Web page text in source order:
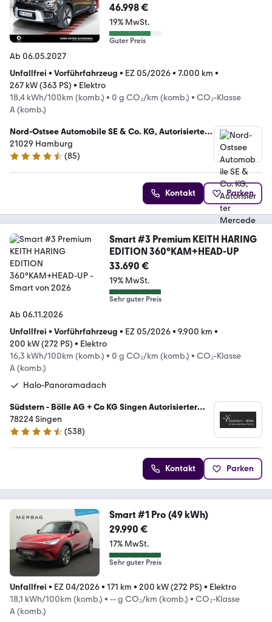
46.998 €
19% MwSt.
Guter Preis
Ab 06.05.2027
Unfallfrei • Vorführfahrzeug • EZ 05/2026• 7.000 km •
267 kW (363 PS) • Elektro
18,4 kWh/100km (komb.) • 0 g CO₂/km (komb.) • CO₂-Klasse
A (komb.)
Nord-Ostsee Automobile SE & Co. KG, Autorisierter
Mercedes-Benz Verkauf und Service Hamburg
21029 Hamburg
4.7 Sterne
(85)
Kontakt Parken
Smart #3 Premium KEITH HARING
EDITION 360°KAM+HEAD-UP
33.690 €
19% MwSt.
Sehr guter Preis
Ab 06.11.2026
Unfallfrei • Vorführfahrzeug • EZ 05/2026• 9.900 km •
200 kW (272 PS) • Elektro
16,3 kWh/100km (komb.) • 0 g CO₂/km (komb.) • CO₂-Klasse
A (komb.)
Halo-Panoramadach
Südstern - Bölle AG + Co KG Singen Autorisierter
Mercedes-Benz Verkauf und Service
78224 Singen
4.7 Sterne
(538)
Kontakt Parken
Smart #1 Pro (49 kWh)
29.990 €
17% MwSt.
Sehr guter Preis
Unfallfrei • EZ 04/2026• 171 km • 200 kW (272 PS) • Elektro
18,1 kWh/100km (komb.) • -- g CO₂/km (komb.) • CO₂-Klasse
A (komb.)